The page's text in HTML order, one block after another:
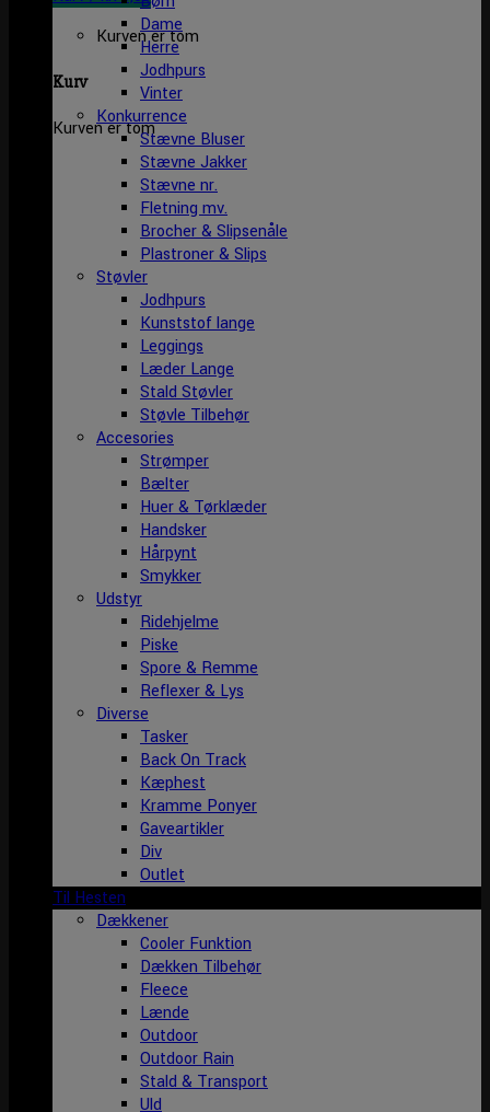
Kurven er tom
Kurv
Kurven er tom
Dame
Herre
Jodhpurs
Vinter
Konkurrence
Stævne Bluser
Stævne Jakker
Stævne nr.
Fletning mv.
Brocher & Slipsenåle
Plastroner & Slips
Støvler
Jodhpurs
Kunststof lange
Leggings
Læder Lange
Stald Støvler
Støvle Tilbehør
Accesories
Strømper
Bælter
Huer & Tørklæder
Handsker
Hårpynt
Smykker
Udstyr
Ridehjelme
Piske
Spore & Remme
Reflexer & Lys
Diverse
Tasker
Back On Track
Kæphest
Kramme Ponyer
Gaveartikler
Div
Outlet
Til Hesten
Dækkener
Cooler Funktion
Dækken Tilbehør
Fleece
Lænde
Outdoor
Outdoor Rain
Stald & Transport
Uld